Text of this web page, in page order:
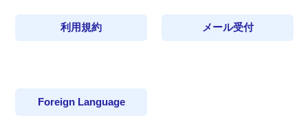
利用規約 メール受付
Foreign Language